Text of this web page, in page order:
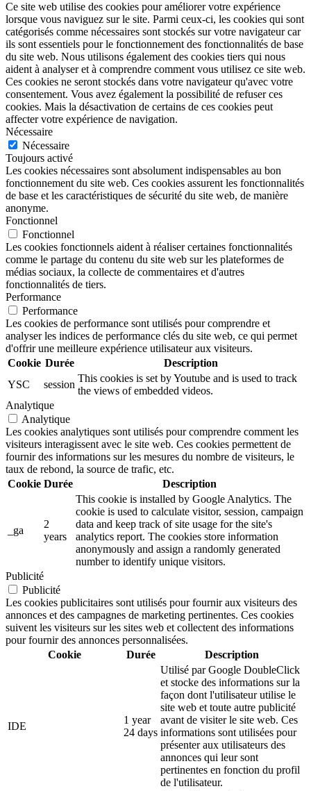
Ce site web utilise des cookies pour améliorer votre expérience
lorsque vous naviguez sur le site. Parmi ceux-ci, les cookies qui sont
catégorisés comme nécessaires sont stockés sur votre navigateur car
ils sont essentiels pour le fonctionnement des fonctionnalités de base
du site web. Nous utilisons également des cookies tiers qui nous
aident à analyser et à comprendre comment vous utilisez ce site web.
Ces cookies ne seront stockés dans votre navigateur qu'avec votre
consentement. Vous avez également la possibilité de refuser ces
cookies. Mais la désactivation de certains de ces cookies peut
affecter votre expérience de navigation.
Nécessaire
Nécessaire
Toujours activé
Les cookies nécessaires sont absolument indispensables au bon
fonctionnement du site web. Ces cookies assurent les fonctionnalités
de base et les caractéristiques de sécurité du site web, de manière
anonyme.
Fonctionnel
Fonctionnel
Les cookies fonctionnels aident à réaliser certaines fonctionnalités
comme le partage du contenu du site web sur les plateformes de
médias sociaux, la collecte de commentaires et d'autres
fonctionnalités de tiers.
Performance
Performance
Les cookies de performance sont utilisés pour comprendre et
analyser les indices de performance clés du site web, ce qui permet
d'offrir une meilleure expérience utilisateur aux visiteurs.
Cookie Durée
Description
YSC
session
This cookies is set by Youtube and is used to track
the views of embedded videos.
Analytique
Analytique
Les cookies analytiques sont utilisés pour comprendre comment les
visiteurs interagissent avec le site web. Ces cookies permettent de
fournir des informations sur les mesures du nombre de visiteurs, le
taux de rebond, la source de trafic, etc.
Cookie Durée Description
_ga
2
years
This cookie is installed by Google Analytics. The
cookie is used to calculate visitor, session, campaign
data and keep track of site usage for the site's
analytics report. The cookies store information
anonymously and assign a randomly generated
number to identify unique visitors.
Publicité
Publicité
Les cookies publicitaires sont utilisés pour fournir aux visiteurs des
annonces et des campagnes de marketing pertinentes. Ces cookies
suivent les visiteurs sur les sites web et collectent des informations
pour fournir des annonces personnalisées.
Cookie
Durée Description
IDE
1 year
24 days
Utilisé par Google DoubleClick
et stocke des informations sur la
façon dont l'utilisateur utilise le
site web et toute autre publicité
avant de visiter le site web. Ces
informations sont utilisées pour
présenter aux utilisateurs des
annonces qui leur sont
pertinentes en fonction du profil
de l'utilisateur.